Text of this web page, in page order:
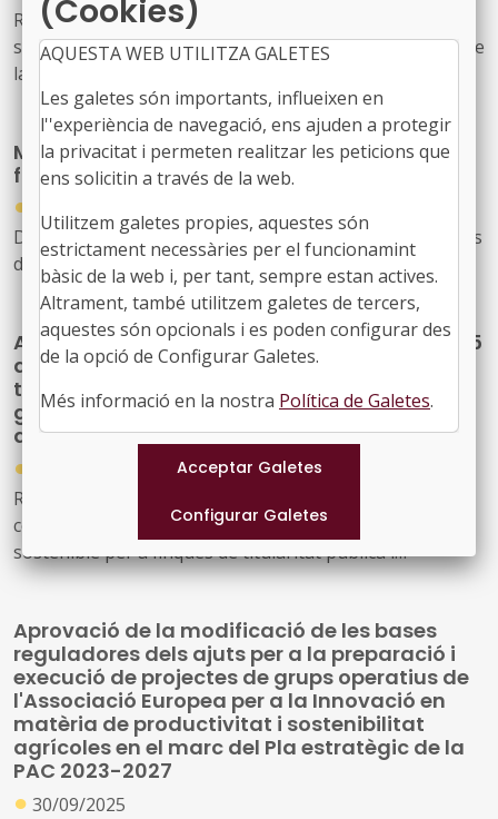
Resolució ARP/3772/2025, de 16 d'octubre, per la qual
s'adopten mesures sanitàries de salvaguarda enfront de
la dermatosi nodular contagiosa a Catalunya
Mesures urgents de suport al sector agrari i
forestal
●
Decret llei 21/2025, de 14 d'octubre, de mesures urgents
de suport al sector agrari i forestal
Aprovació de la convocatòria dels ajuts 2025
a la gestió forestal sostenible de finques de
titularitat pública i actuacions d’interès
general per a la redacció i revisió
d’instruments d’ordenació
●
Resolució ARP/3517/2025, de 15 de juliol, per la qual es
convoquen per a l'any 2025 els ajuts a la gestió forestal
sostenible per a finques de titularitat pública i
actuacions d'interès general destinats a la redacció i
del Programa estratègic de la Política agrària comuna
2023-2027
Aprovació de la modificació de les bases
reguladores dels ajuts per a la preparació i
execució de projectes de grups operatius de
l'Associació Europea per a la Innovació en
matèria de productivitat i sostenibilitat
agrícoles en el marc del Pla estratègic de la
PAC 2023-2027
● 30/09/2025
(Cookies)
AQUESTA WEB UTILITZA GALETES
Les galetes són importants, influeixen en
l''experiència de navegació, ens ajuden a protegir
la privacitat i permeten realitzar les peticions que
ens solicitin a través de la web.
Utilitzem galetes propies, aquestes són
estrictament necessàries per el funcionamint
bàsic de la web i, per tant, sempre estan actives.
Altrament, també utilitzem galetes de tercers,
aquestes són opcionals i es poden configurar des
de la opció de Configurar Galetes.
Més informació en la nostra Política de Galetes.